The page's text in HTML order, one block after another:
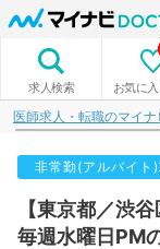
求人検索 お気に
医師求人・転職のマイ
非常勤(アルバイト)
【東京都／渋
毎週水曜日PM